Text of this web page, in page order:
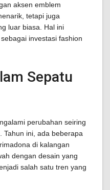
aksen emblem
tetapi juga
luar biasa. Hal ini
investasi fashion
Sepatu
perubahan seiring
Tahun ini, ada beberapa
di kalangan
dengan desain yang
salah satu tren yang